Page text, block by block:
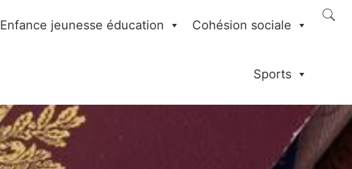
Enfance jeunesse éducation Cohésion sociale
Sports